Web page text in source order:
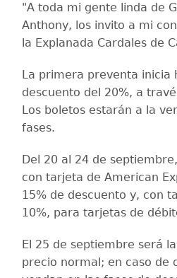
"A toda mi gente linda de
Anthony, los invito a mi
la Explanada Cardales de
La primera preventa inicia
descuento del 20%, a
Los boletos estarán a la
fases.
Del 20 al 24 de
con tarjeta de American
15% de descuento y, con
10%, para tarjetas de
El 25 de septiembre será
precio normal; en caso de